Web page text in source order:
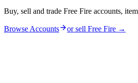
Buy, sell and trade Free Fire accounts,
Browse Accounts or sell Free Fire →